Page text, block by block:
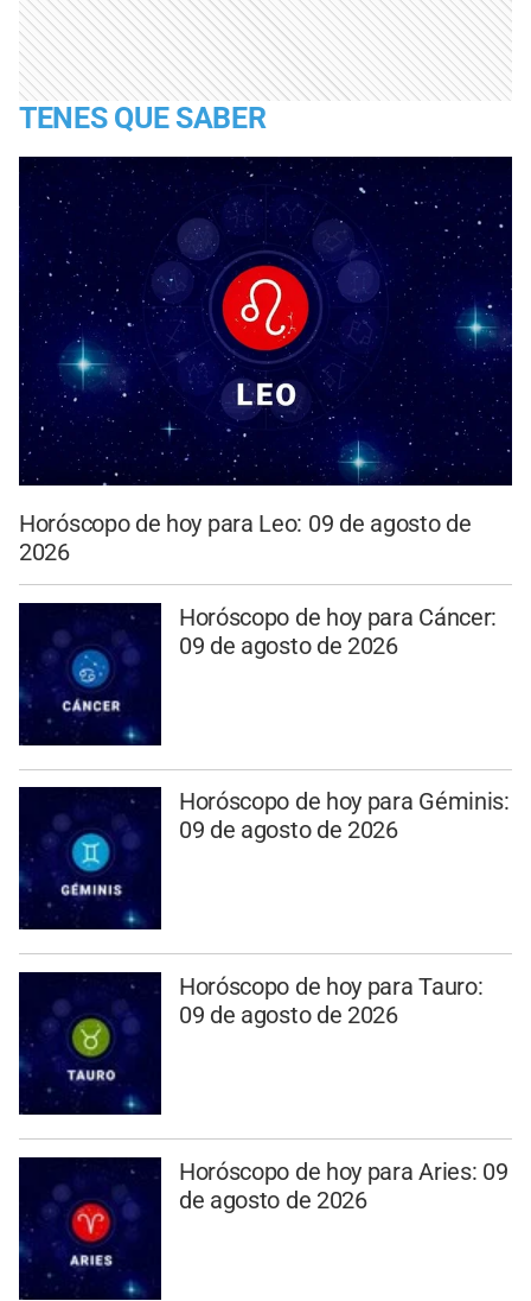
TENES QUE SABER
Horóscopo de hoy para Leo: 09 de agosto de
2026
Horóscopo de hoy para Cáncer:
09 de agosto de 2026
Horóscopo de hoy para Géminis:
09 de agosto de 2026
Horóscopo de hoy para Tauro:
09 de agosto de 2026
Horóscopo de hoy para Aries: 09
de agosto de 2026